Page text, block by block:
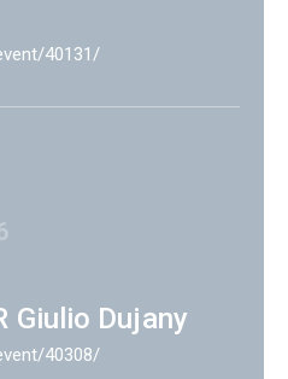
40131/
Giulio Dujany
40308/